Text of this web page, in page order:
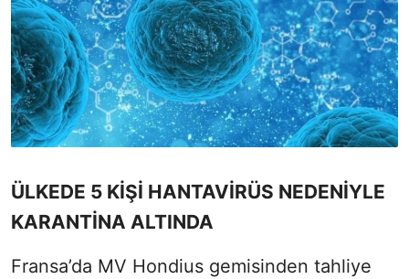
ÜLKEDE 5 KİŞİ HANTAVİRÜS NEDENİYLE
KARANTİNA ALTINDA
Fransa’da MV Hondius gemisinden tahliye